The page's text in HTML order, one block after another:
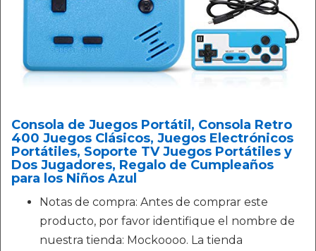
Consola de Juegos Portátil, Consola Retro
400 Juegos Clásicos, Juegos Electrónicos
Portátiles, Soporte TV Juegos Portátiles y
Dos Jugadores, Regalo de Cumpleaños
para los Niños Azul
Notas de compra: Antes de comprar este
producto, por favor identifique el nombre de
nuestra tienda: Mockoooo. La tienda